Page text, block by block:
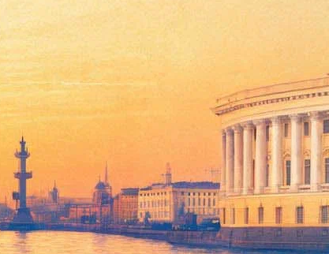
короткий список
в короткий список литературной премии
Софии Синицкой, «Пёс» Кирилла Рябова и
с девятью баллами. Кроме аналогий с
увидел между книгами и другую связь: если